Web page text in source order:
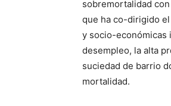
sobremortalidad
que ha co-dirigido
y socio-económicas
desempleo, la alta
suciedad de barrio
mortalidad.